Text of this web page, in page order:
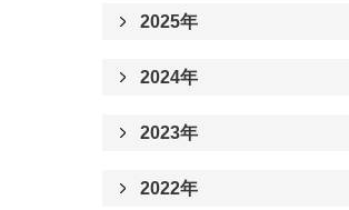
2025年
2024年
2023年
2022年